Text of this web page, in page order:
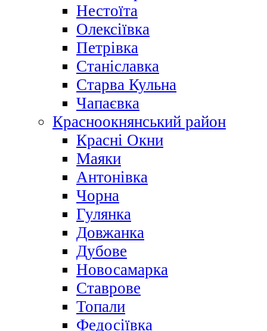
Нестоїта
Олексіївка
Петрівка
Станіславка
Старва Кульна
Чапаєвка
Красноокнянський район
Красні Окни
Маяки
Антонівка
Чорна
Гулянка
Довжанка
Дубове
Новосамарка
Ставрове
Топали
Федосіївка